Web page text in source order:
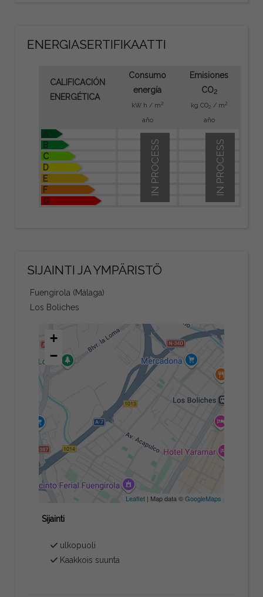
ENERGIASERTIFIKAATTI
CALIFICACIÓN
ENERGÉTICA
Consumo
energía
kW h / m2
año
Emisiones
CO2
kg CO2 / m2
año
A
B
C
D
E
F
G
IN PROCESS
IN PROCESS
SIJAINTI JA YMPÄRISTÖ
Fuengirola (Málaga)
Los Boliches
+
−
Leaflet| Map data ©GoogleMaps
Sijainti
ulkopuoli
Kaakkois suunta